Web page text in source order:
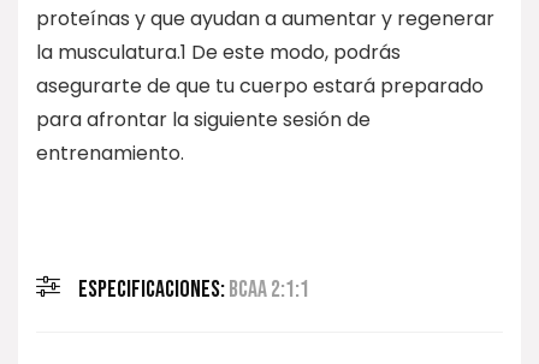
proteínas y que ayudan a aumentar y regenerar
la musculatura.1 De este modo, podrás
asegurarte de que tu cuerpo estará preparado
para afrontar la siguiente sesión de
entrenamiento.
ESPECIFICACIONES:BCAA 2:1:1